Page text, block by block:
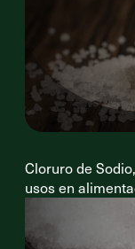
Cloruro de
usos en